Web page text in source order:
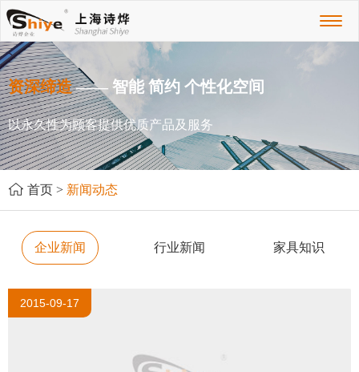
资深缔造—— 智能 简约 个性化空间
以永久性为顾客提供优质产品及服务
首页 > 新闻动态
企业新闻 行业新闻 家具知识
2015-09-17